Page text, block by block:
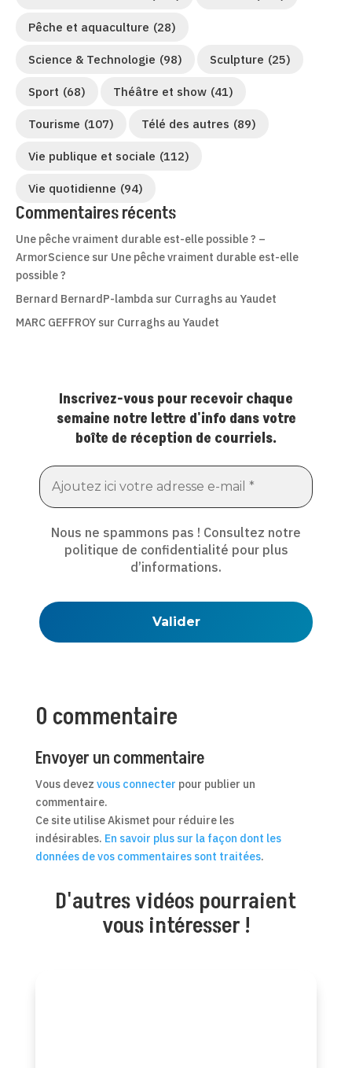
Pêche et aquaculture (28)
Science & Technologie (98) Sculpture (25)
Sport (68) Théâtre et show (41)
Tourisme (107) Télé des autres (89)
Vie publique et sociale (112)
Vie quotidienne (94)
Commentaires récents
Une pêche vraiment durable est-elle possible ? –
ArmorScience sur Une pêche vraiment durable est-elle
possible ?
Bernard BernardP-lambda sur Curraghs au Yaudet
MARC GEFFROY sur Curraghs au Yaudet
Inscrivez-vous pour recevoir chaque
semaine notre lettre d'info dans votre
boîte de réception de courriels.
Nous ne spammons pas ! Consultez notre
politique de confidentialité pour plus
d’informations.
0 commentaire
Envoyer un commentaire
Vous devez vous connecter pour publier un
commentaire.
Ce site utilise Akismet pour réduire les
indésirables. En savoir plus sur la façon dont les
données de vos commentaires sont traitées.
D'autres vidéos pourraient
vous intéresser !